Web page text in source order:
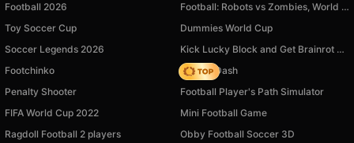
Football 2026
Football: Robots vs Zombies, World Cup!
Toy Soccer Cup
Dummies World Cup
Soccer Legends 2026
Kick Lucky Block and Get Brainrot Mine-Mobs!
Footchinko
Soccer Dash
Penalty Shooter
Football Player's Path Simulator
FIFA World Cup 2022
Mini Football Game
Ragdoll Football 2 players
Obby Football Soccer 3D